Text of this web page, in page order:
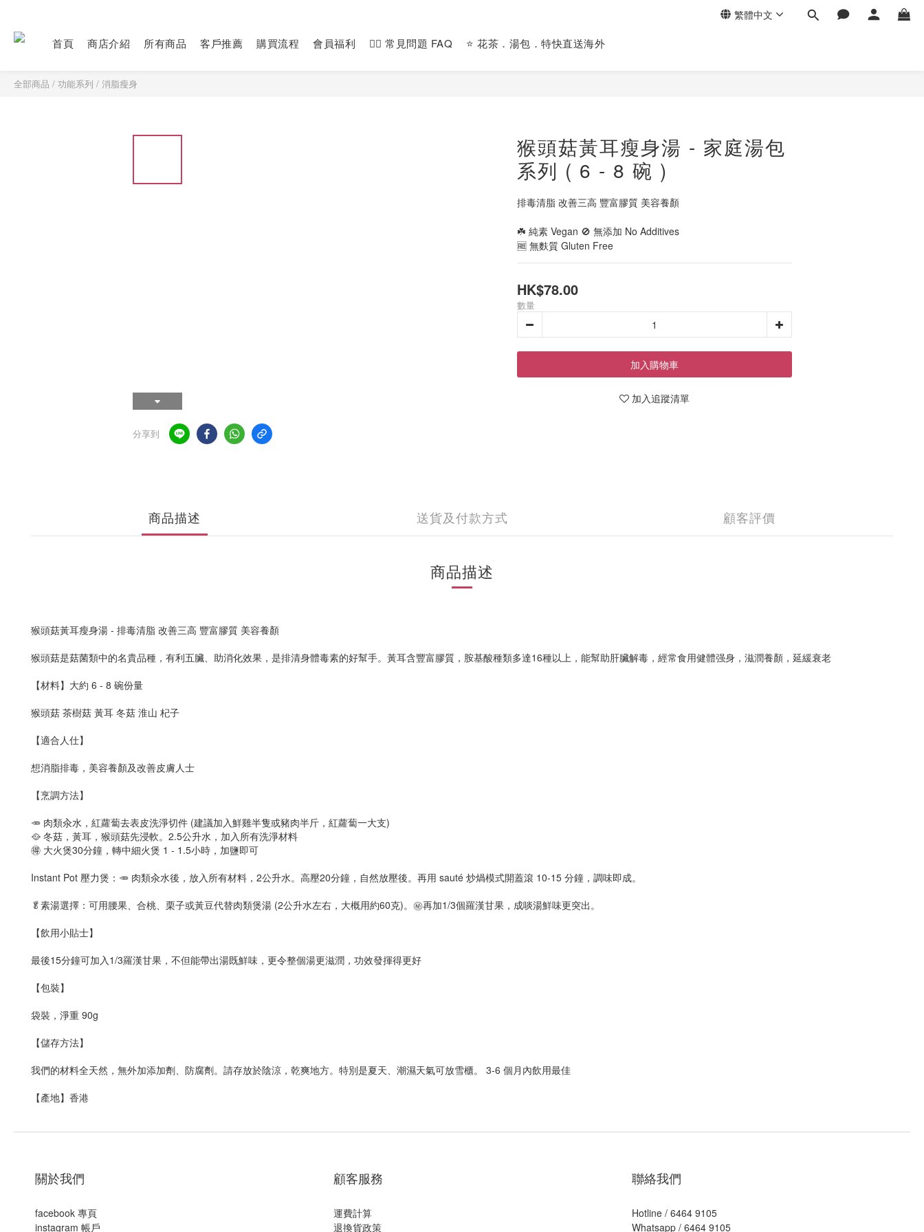
繁體中文
首頁 商店介紹 所有商品 客戶推薦 購買流程 會員福利 🙋‍♀️ 常見問題 FAQ ⭐️ 花茶．湯包．特快直送海外
全部商品 / 功能系列 / 消脂瘦身
分享到
猴頭菇黃耳瘦身湯 - 家庭湯包
系列 ( 6 - 8 碗 )
排毒清脂 改善三高 豐富膠質 美容養顏
☘️ 純素 Vegan 🚫 無添加 No Additives
🆓 無麩質 Gluten Free
HK$78.00
數量
加入購物車
加入追蹤清單
商品描述 送貨及付款方式 顧客評價
商品描述
猴頭菇黃耳瘦身湯 - 排毒清脂 改善三高 豐富膠質 美容養顏
猴頭菇是菇菌類中的名貴品種，有利五臟、助消化效果，是排清身體毒素的好幫手。黃耳含豐富膠質，胺基酸種類多達16種以上，能幫助肝臟解毒，經常食用健體强身，滋潤養顏，延緩衰老
【材料】大約 6 - 8 碗份量
猴頭菇 茶樹菇 黃耳 冬菇 淮山 杞子
【適合人仕】
想消脂排毒，美容養顏及改善皮膚人士
【烹調方法】
🥕 肉類汆水，紅蘿蔔去表皮洗淨切件 (建議加入鮮雞半隻或豬肉半斤，紅蘿蔔一大支)
🥘 冬菇，黃耳，猴頭菇先浸軟。2.5公升水，加入所有洗淨材料
🉐 大火煲30分鐘，轉中細火煲 1 - 1.5小時，加鹽即可
Instant Pot 壓力煲：🥕 肉類汆水後，放入所有材料，2公升水。高壓20分鐘，自然放壓後。再用 sauté 炒煱模式開蓋滾 10-15 分鐘，調味即成。
🥬素湯選擇：可用腰果、合桃、栗子或黃豆代替肉類煲湯 (2公升水左右，大概用約60克)。㊙️再加1/3個羅漢甘果，成啖湯鮮味更突出。
【飲用小貼士】
最後15分鐘可加入1/3羅漢甘果，不但能帶出湯既鮮味，更令整個湯更滋潤，功效發揮得更好
【包裝】
袋裝，淨重 90g
【儲存方法】
我們的材料全天然，無外加添加劑、防腐劑。請存放於陰涼，乾爽地方。特別是夏天、潮濕天氣可放雪櫃。 3-6 個月內飲用最佳
【產地】香港
關於我們
facebook 專頁
instagram 帳戶
顧客服務
運費計算
退換貨政策
聯絡我們
Hotline / 6464 9105
Whatsapp / 6464 9105